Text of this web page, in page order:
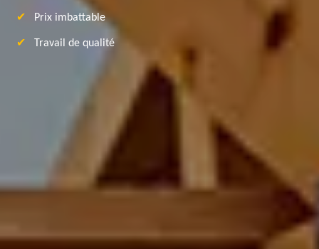
Prix imbattable
Travail de qualité